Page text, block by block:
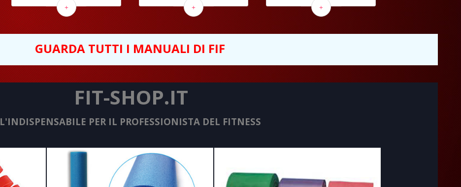
+ + +
GUARDA TUTTI I MANUALI DI FIF
FIT-SHOP.IT
L'INDISPENSABILE PER IL PROFESSIONISTA DEL FITNESS